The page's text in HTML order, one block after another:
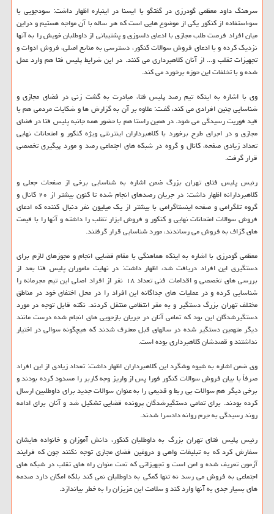
سرهنگ داود معظمی گودرزی در گفتگو با ایسنا در اینباره اظهار داشت: سودجویی با
سوءاستفاده از کنکور یکی از موضوع هایی است که هر ساله با آن مواجه هستیم و دراین
میان افراد فرصت طلب مجازی با ادعای دلسوزی و پشتیبانی از داوطلبان خویش را به آنها
نزدیک کرده و با ادعای فروش سوالات کنکور، دسترسی به منابع اصلی، فروش ادوات و
تجهیزات تقلب و... از آنان کلاهبرداری می کنند. در این شرایط پلیس فتا هم وارد عمل
شده و با تخلفات این حوزه برخورد می کند.
وی با اشاره به اینکه تیم رصد پلیس فتا، مبادرت به گشت زنی در فضای مجازی و
شناسایی چنین افرادی می کند، گفـت: علاوه بر آن به گزارش ها و شکایات مردمی هم با
قید فوریت رسیدگی می شود. در همین راستا هم با حضور همه جانبه پلیس فتا در فضای
مجازی و در اجرای طرح برخورد با کلاهبرداران اینترنتی ویژه کنکور و امتحانات نهایی
تعداد زیادی صفحه، کانال و گروه در شبکه های اجتماعی رصد و مورد پیگیری تخصصی
قرار گرفت.
رئیس پلیس فتای تهران بزرگ ضمن اشاره به شناسایی برخی از صفحات جعلی و
کلاهبردارانه اظهار داشت: در جریان رصدهای انجام شده تا کنون بیشتر از ۲۰ کانال و
گروه تلگرامی و صفحه اینستاگرامی با بیشتر از یک میلیون نفر دنبال کننده که ادعای
فروش سوالات امتحانات نهایی و کنکور و فروش ابزار تقلب را داشته و آنها را با قیمت
های گزاف به فروش می رساندند، مورد شناسایی قرار گرفتند.
معظمی گودرزی با اشاره به اینکه هماهنگی با مقام قضایی انجام و مجوزهای لازم برای
دستگیری این افراد دریافت شد، اظهار داشت: در نهایت ماموران پلیس فتا بعد از
بررسی های تخصصی و اقدامات فنی تعداد ۱۸ نفر از افراد اصلی این تیم مجرمانه را
شناسایی کرده و در عملیات های جداگانه این افراد را در محل اختفای خود در مناطق
مختلف تهران بزرگ دستگیر و به مقر انتظامی منتقل کردند. نکته قابل توجه در مورد
دستگیرشدگان این بود که تمامی آنان در جریان بازجویی های انجام شده درست مانند
دیگر متهمین دستگیر شده در سالهای قبل معترف شدند که هیچگونه سوالی در اختیار
نداشتند و قصدشان کلاهبرداری بوده است.
وی ضمن اشاره به شیوه وشگرد این کلاهبرداران اظهار داشت: تعداد زیادی از این افراد
صرفاً با بیان فروش سوالات کنکور فورا پس از واریز وجه کاربر را مسدود کرده بودند و
برخی دیگر هم سوالات بی ربط و قدیمی را به عنوان سوالات جدید برای داوطلبین ارسال
کرده بودند. برای تمامی دستگیرشدگان پرونده قضایی تشکیل شد و آنان برای ادامه
روند رسیدگی به جرم روانه دادسرا شدند.
رئیس پلیس فتای تهران بزرگ به داوطلبان کنکور، دانش آموزان و خانواده هایشان
سفارش کرد که به تبلیغات واهی و دروغین فضای مجازی توجه نکنند چون که فرایند
آزمون تعریف شده و امن است و تجهیزاتی که تحت عنوان راه های تقلب در شبکه های
اجتماعی به فروش می رسد نه تنها کمکی به داوطلبان نمی کند بلکه امکان دارد صدمه
های بسیار جدی به آنها وارد کند و سلامت این عزیزان را به خطر بیاندازد.